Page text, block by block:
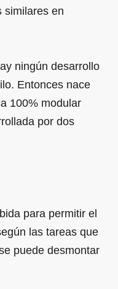
similares en
ningún desarrollo
Entonces nace
100% modular
por dos
para permitir el
las tareas que
puede desmontar